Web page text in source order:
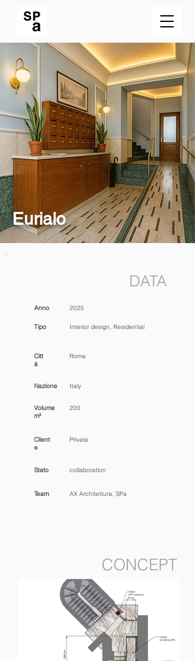
DATA
Anno 2025
Tipo Interior design, Residential
Citt
à
Nazione
Volume
m³
Client
e
Stato
Team
Roma
Italy
200
Private
collaboration
AX Architettura, SPa
CONCEPT
Eurialo